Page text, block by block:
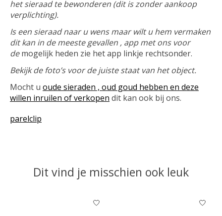
het sieraad te bewonderen (dit is zonder aankoop
verplichting).
Is een sieraad naar u wens maar wilt u hem vermaken
dit kan in de meeste gevallen , app met ons voor
demogelijk heden zie het app linkje rechtsonder.
Bekijk de foto’s voor de juiste staat van het object.
Mocht u oude sieraden , oud goud hebben en deze
willen inruilen of verkopen dit kan ook bij ons.
parelclip
Dit vind je misschien ook leuk
Items van productcarrousel